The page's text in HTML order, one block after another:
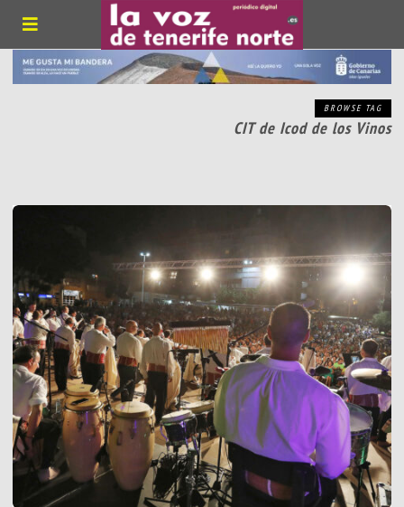
BROWSE TAG
CIT de Icod de los Vinos